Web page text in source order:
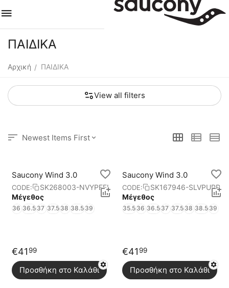
ΠΑΙΔΙΚΑ
Αρχική / ΠΑΙΔΙΚΑ
View all filters
Newest Items First
Saucony Wind 3.0
CODE:
SK268003-NVYPEEL
Μέγεθος
36 36.537 37.538 38.539
€41 99
Προσθήκη στο Καλάθι
Saucony Wind 3.0
CODE:
SK167946-SLVPURP
Μέγεθος
35.5 36 36.5 37 37.5 38 38.5 39
€41 99
Προσθήκη στο Καλάθι